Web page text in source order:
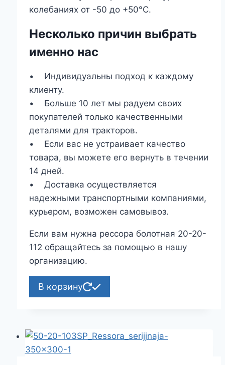
колебаниях от -50 до +50°С.
Несколько причин выбрать
именно нас
• Индивидуальны подход к каждому
клиенту.
• Больше 10 лет мы радуем своих
покупателей только качественными
деталями для тракторов.
• Если вас не устраивает качество
товара, вы можете его вернуть в течении
14 дней.
• Доставка осуществляется
надежными транспортными компаниями,
курьером, возможен самовывоз.
Если вам нужна рессора болотная 20-20-
112 обращайтесь за помощью в нашу
организацию.
В корзину